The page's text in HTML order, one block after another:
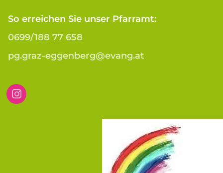
So erreichen Sie unser Pfarramt:
0699/188 77 658
pg.graz-eggenberg@evang.at